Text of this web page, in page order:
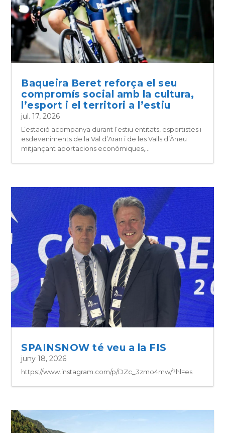
Baqueira Beret reforça el seu
compromís social amb la cultura,
l’esport i el territori a l’estiu
jul. 17, 2026
L’estació acompanya durant l’estiu entitats, esportistes i
esdeveniments de la Val d’Aran i de les Valls d’Àneu
mitjançant aportacions econòmiques,...
SPAINSNOW té veu a la FIS
juny 18, 2026
https://www.instagram.com/p/DZc_3zmo4mw/?hl=es